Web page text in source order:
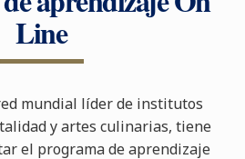
Line
mundial líder de institutos
y artes culinarias, tiene
el programa de aprendizaje